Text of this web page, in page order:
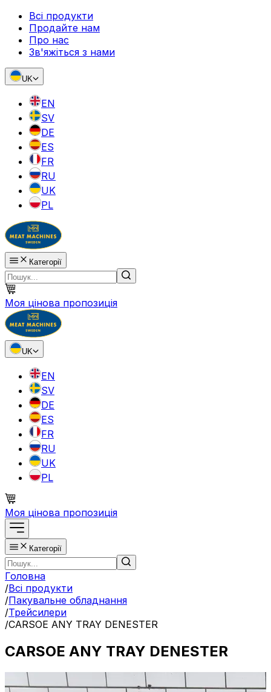
Всі продукти
Продайте нам
Про нас
Зв'яжіться з нами
UK
EN
SV
DE
ES
FR
RU
UK
PL
Категорії
Моя цінова пропозиція
UK
EN
SV
DE
ES
FR
RU
UK
PL
Моя цінова пропозиція
Категорії
Головна
/Всі продукти
/Пакувальне обладнання
/Трейсилери
/CARSOE ANY TRAY DENESTER
CARSOE ANY TRAY DENESTER